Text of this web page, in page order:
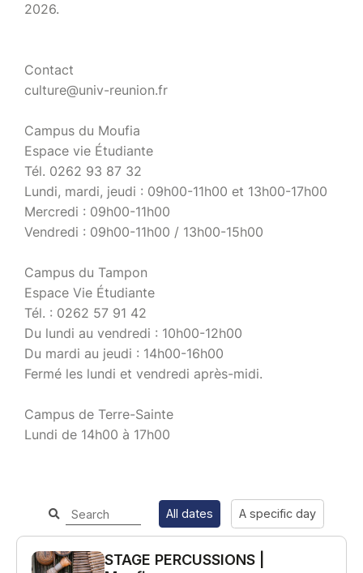
2026.
Contact
culture@univ-reunion.fr
Campus du Moufia
Espace vie Étudiante
Tél. 0262 93 87 32
Lundi, mardi, jeudi : 09h00-11h00 et 13h00-17h00
Mercredi : 09h00-11h00
Vendredi : 09h00-11h00 / 13h00-15h00
Campus du Tampon
Espace Vie Étudiante
Tél. : 0262 57 91 42
Du lundi au vendredi : 10h00-12h00
Du mardi au jeudi : 14h00-16h00
Fermé les lundi et vendredi après-midi.
Campus de Terre-Sainte
Lundi de 14h00 à 17h00